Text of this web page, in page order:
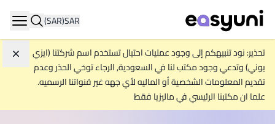
SAR
(SAR)
تحذير: نود تنبيهكم إلى وجود عمليات احتيال تستخدم اسم شركتنا (ايزي
يوني) وتدعي وجود مكتب لنا في السعودية, الرجاء توخي الحذر وعدم
تقديم المعلومات الشخصية أو الماليه لأي جهه غير قنواتنا الرسميه.
علما ان مكتبنا الرئيسي في ماليزيا فقط